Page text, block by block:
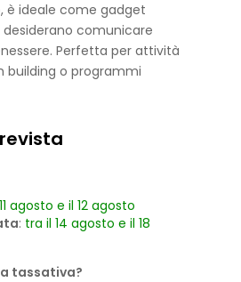
è ideale come gadget
comunicare
Perfetta per attività
building o programmi
agosto e il 12 agosto
: tra il 14 agosto e il 18
tassativa?